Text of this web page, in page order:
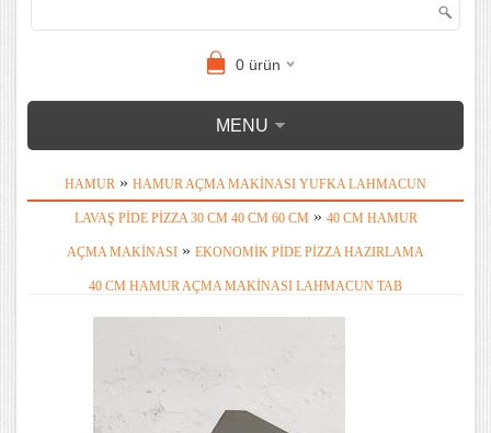
0ürün
MENU
HAMUR » HAMUR AÇMA MAKINASI YUFKA LAHMACUN
LAVAŞ PIDE PIZZA 30 CM 40 CM 60 CM» 40 CM HAMUR
AÇMA MAKINASI » EKONOMIK PIDE PIZZA HAZIRLAMA
40 CM HAMUR AÇMA MAKINASI LAHMACUN TAB